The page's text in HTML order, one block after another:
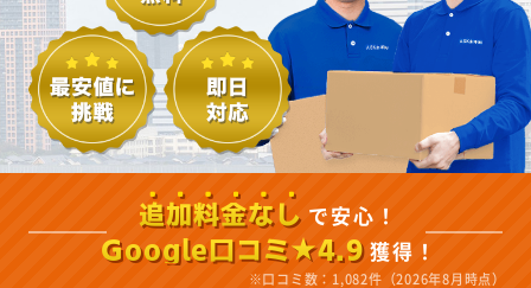
追加料金なし で安心！
Google口コミ★4.9 獲得！
※口コミ数：1,082件（2026年8月時点）